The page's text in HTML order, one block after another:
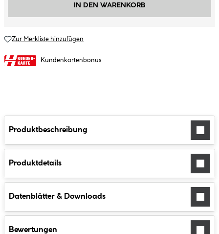
IN DEN WARENKORB
Zur Merkliste hinzufügen
Kundenkartenbonus
Produktbeschreibung
Produktdetails
Datenblätter & Downloads
Bewertungen